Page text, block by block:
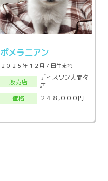
ポメラニアン
２０２５年１２月７日生まれ
販売店
ディスワン大間々
店
価格
２４８,０００円